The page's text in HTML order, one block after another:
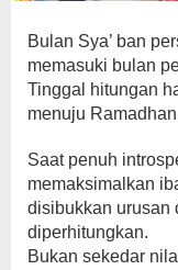
Bulan Sya’ ban
memasuki bulan
Tinggal hitungan
menuju
Saat penuh
memaksimalkan
disibukkan urusan
diperhitungkan.
Bukan sekedar